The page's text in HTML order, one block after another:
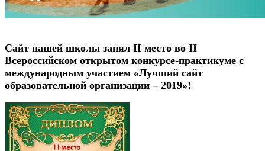
Сайт нашей школы занял II место во II
Всероссийском открытом конкурсе-практикуме с
международным участием «Лучший сайт
образовательной организации – 2019»!